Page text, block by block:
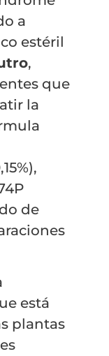
a
estéril
,
que
la
de
está
plantas